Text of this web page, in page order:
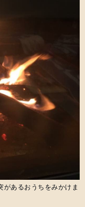
があるおうちをみかけま